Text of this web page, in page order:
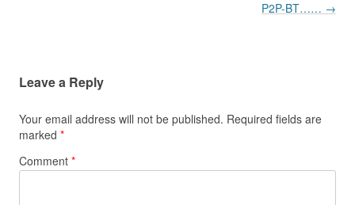
P2P-BT…… →
Leave a Reply
Your email address will not be published. Required fields are
marked *
Comment *